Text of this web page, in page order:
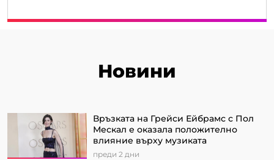
Новини
Връзката на Грейси Ейбрамс с Пол
Мескал е оказала положително
влияние върху музиката
преди 2 дни